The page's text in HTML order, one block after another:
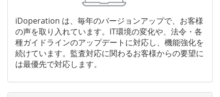
iDoperation は、毎年のバージョンアップで、お客様
の声を取り入れています。IT環境の変化や、法令・各
種ガイドラインのアップデートに対応し、機能強化を
続けています。監査対応に関わるお客様からの要望に
は最優先で対応します。